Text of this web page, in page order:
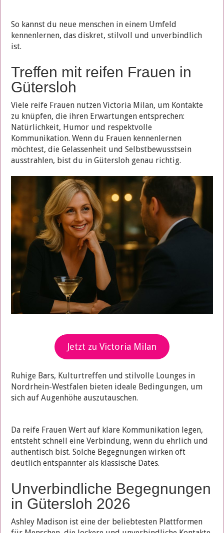
So kannst du neue menschen in einem Umfeld
kennenlernen, das diskret, stilvoll und unverbindlich
ist.
Treffen mit reifen Frauen in
Gütersloh
Viele reife Frauen nutzen Victoria Milan, um Kontakte
zu knüpfen, die ihren Erwartungen entsprechen:
Natürlichkeit, Humor und respektvolle
Kommunikation. Wenn du Frauen kennenlernen
möchtest, die Gelassenheit und Selbstbewusstsein
ausstrahlen, bist du in Gütersloh genau richtig.
Jetzt zu Victoria Milan
Ruhige Bars, Kulturtreffen und stilvolle Lounges in
Nordrhein-Westfalen bieten ideale Bedingungen, um
sich auf Augenhöhe auszutauschen.
Da reife Frauen Wert auf klare Kommunikation legen,
entsteht schnell eine Verbindung, wenn du ehrlich und
authentisch bist. Solche Begegnungen wirken oft
deutlich entspannter als klassische Dates.
Unverbindliche Begegnungen
in Gütersloh 2026
Ashley Madison ist eine der beliebtesten Plattformen